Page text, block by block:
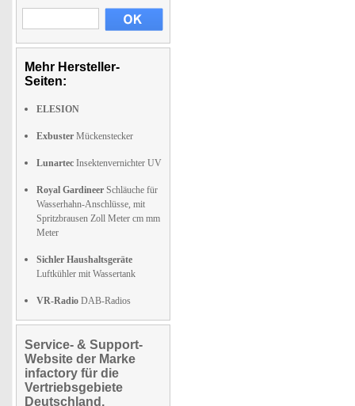
Mehr Hersteller-
Seiten:
ELESION
Exbuster Mückenstecker
Lunartec Insektenvernichter UV
Royal Gardineer Schläuche für
Wasserhahn-Anschlüsse, mit
Spritzbrausen Zoll Meter cm mm
Meter
Sichler Haushaltsgeräte
Luftkühler mit Wassertank
VR-Radio DAB-Radios
Service- & Support-
Website der Marke
infactory für die
Vertriebsgebiete
Deutschland,